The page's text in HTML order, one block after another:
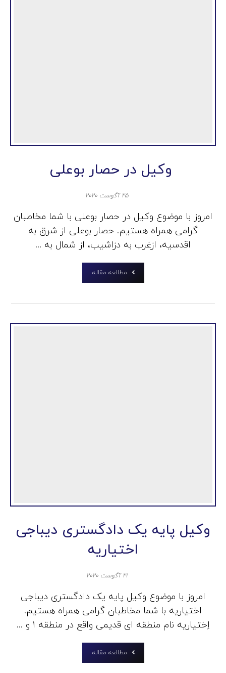
وکیل در حصار بوعلی
۲۵ آگوست ۲۰۲۰
امروز با موضوع وکیل در حصار بوعلی با شما مخاطبان
گرامی همراه هستیم. حصار بوعلی از شرق به
اقدسیه، ازغرب به دزاشیب، از شمال به ...
مطالعه مقاله
وکیل پایه یک دادگستری دیباجی
اختیاریه
۲۱ آگوست ۲۰۲۰
امروز با موضوع وکیل پایه یک دادگستری دیباجی
اختیاریه با شما مخاطبان گرامی همراه هستیم.
اِختیاریه نام منطقه‌ ای قدیمی واقع در منطقه ۱ و ...
مطالعه مقاله